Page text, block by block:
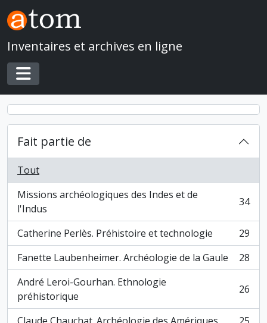
Skip to main content
Inventaires et archives en ligne
Toggle navigation
Fait partie de
Tout
Missions archéologiques des Indes et de
l'Indus
, 34 résultats 34
Catherine Perlès. Préhistoire et technologie
, 29 résultats
29
Fanette Laubenheimer. Archéologie de la Gaule
, 28 résultats
28
André Leroi-Gourhan. Ethnologie
préhistorique
, 26 résultats 26